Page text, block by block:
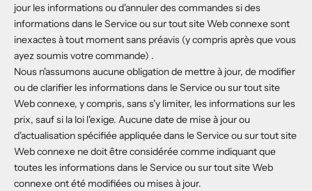
jour les informations ou d'annuler des commandes si des
informations dans le Service ou sur tout site Web connexe sont
inexactes à tout moment sans préavis (y compris après que vous
ayez soumis votre commande) .
Nous n'assumons aucune obligation de mettre à jour, de modifier
ou de clarifier les informations dans le Service ou sur tout site
Web connexe, y compris, sans s'y limiter, les informations sur les
prix, sauf si la loi l'exige. Aucune date de mise à jour ou
d'actualisation spécifiée appliquée dans le Service ou sur tout site
Web connexe ne doit être considérée comme indiquant que
toutes les informations dans le Service ou sur tout site Web
connexe ont été modifiées ou mises à jour.